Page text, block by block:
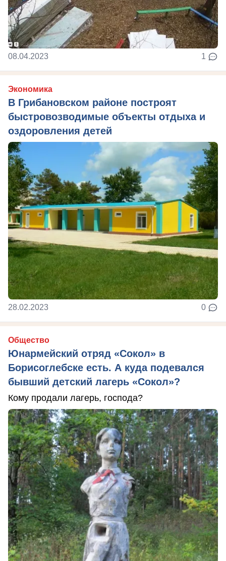
08.04.2023 1
Экономика
В Грибановском районе построят
быстровозводимые объекты отдыха и
оздоровления детей
28.02.2023 0
Общество
Юнармейский отряд «Сокол» в
Борисоглебске есть. А куда подевался
бывший детский лагерь «Сокол»?
Кому продали лагерь, господа?